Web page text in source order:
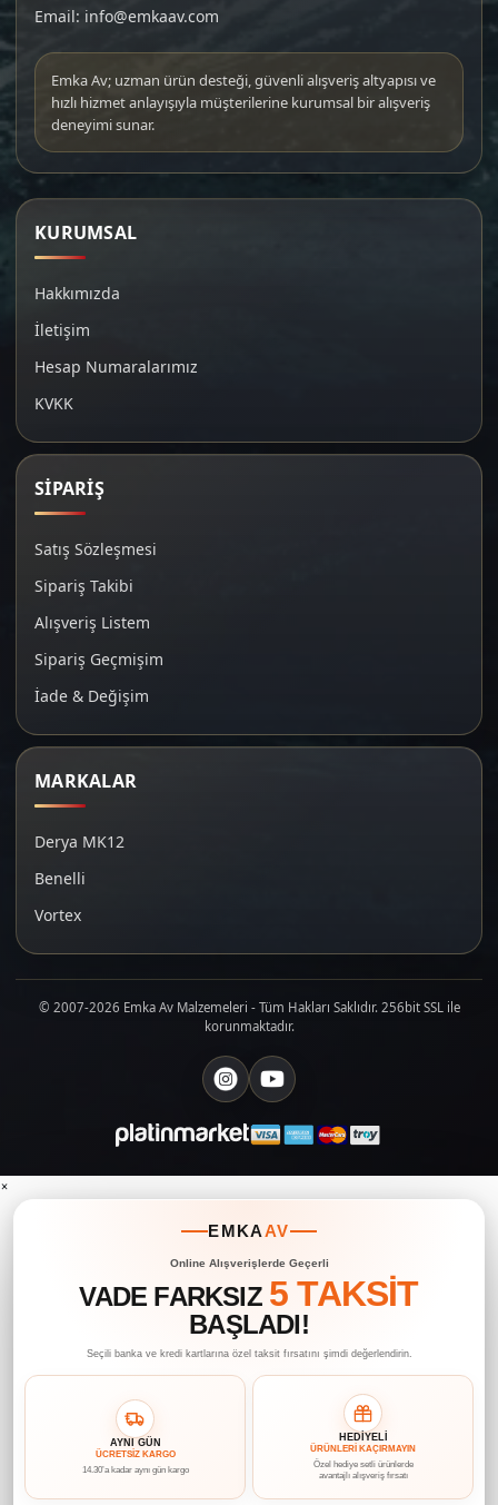
Email: info@emkaav.com
Emka Av; uzman ürün desteği, güvenli alışveriş altyapısı ve
hızlı hizmet anlayışıyla müşterilerine kurumsal bir alışveriş
deneyimi sunar.
KURUMSAL
Hakkımızda
İletişim
Hesap Numaralarımız
KVKK
SİPARİŞ
Satış Sözleşmesi
Sipariş Takibi
Alışveriş Listem
Sipariş Geçmişim
İade & Değişim
MARKALAR
Derya MK12
Benelli
Vortex
© 2007-2026 Emka Av Malzemeleri - Tüm Hakları Saklıdır. 256bit SSL ile
korunmaktadır.
×
EMKAAV
Online Alışverişlerde Geçerli
VADE FARKSIZ 5 TAKSİT
BAŞLADI!
Seçili banka ve kredi kartlarına özel taksit fırsatını şimdi değerlendirin.
AYNI GÜN
ÜCRETSİZ KARGO
14.30’a kadar aynı gün kargo
HEDİYELİ
ÜRÜNLERİ KAÇIRMAYIN
Özel hediye setli ürünlerde
avantajlı alışveriş fırsatı